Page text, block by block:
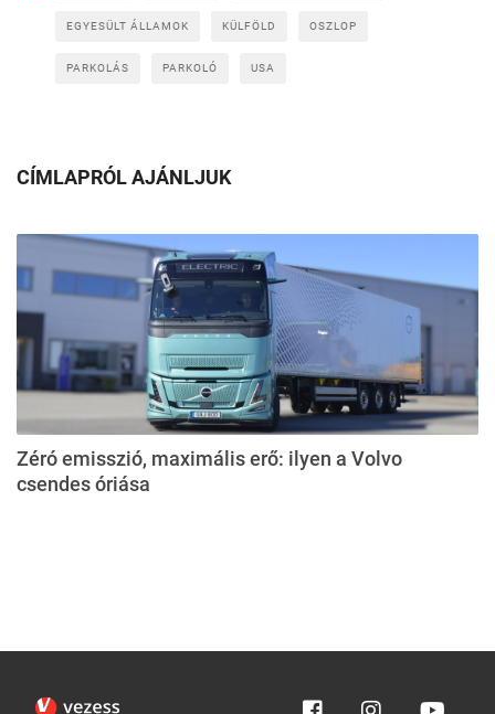
EGYESÜLT ÁLLAMOK KÜLFÖLD OSZLOP
PARKOLÁS PARKOLÓ USA
CÍMLAPRÓL AJÁNLJUK
Zéró emisszió, maximális erő: ilyen a Volvo
csendes óriása